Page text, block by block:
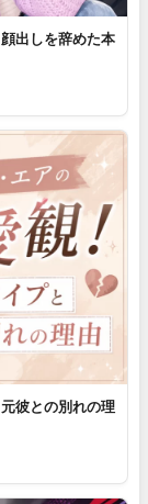
出しを辞めた本
彼との別れの理